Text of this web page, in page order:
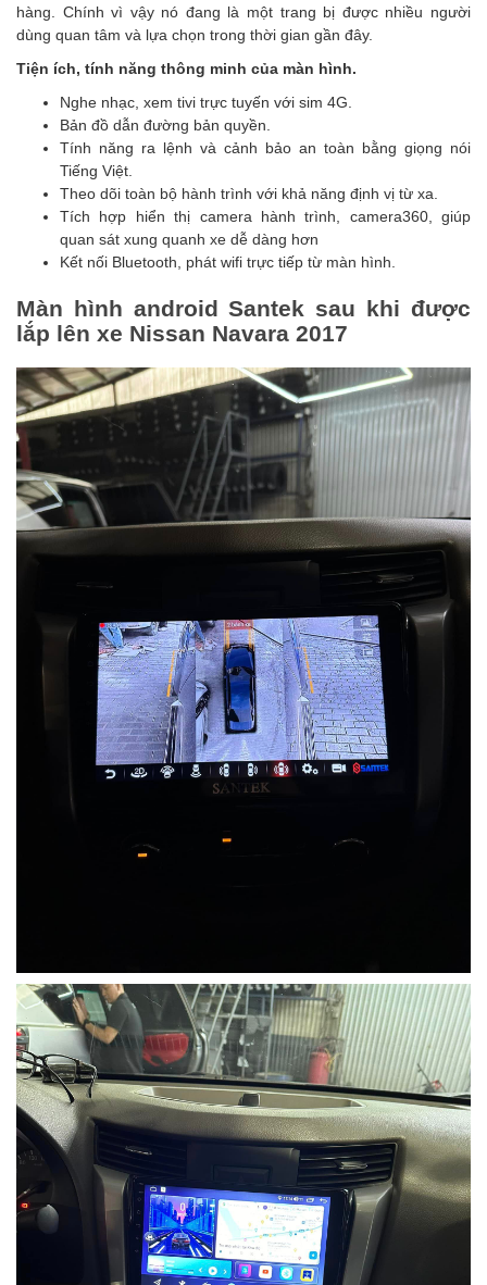
hàng. Chính vì vậy nó đang là một trang bị được nhiều người
dùng quan tâm và lựa chọn trong thời gian gần đây.
Tiện ích, tính năng thông minh của màn hình.
Nghe nhạc, xem tivi trực tuyến với sim 4G.
Bản đồ dẫn đường bản quyền.
Tính năng ra lệnh và cảnh bảo an toàn bằng giọng nói
Tiếng Việt.
Theo dõi toàn bộ hành trình với khả năng định vị từ xa.
Tích hợp hiển thị camera hành trình, camera360, giúp
quan sát xung quanh xe dễ dàng hơn
Kết nối Bluetooth, phát wifi trực tiếp từ màn hình.
Màn hình android Santek sau khi được
lắp lên xe Nissan Navara 2017